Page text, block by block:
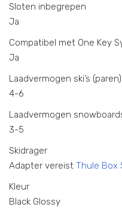
Sloten inbegrepen
Ja
Compatibel met One Key
Ja
Laadvermogen ski’s (paren)
4-6
Laadvermogen
3-5
Skidrager
Adapter vereist Thule Box
Kleur
Black Glossy